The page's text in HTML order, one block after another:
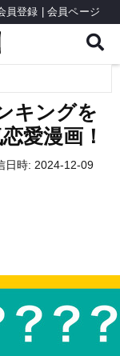
員登録 会員ページ
キングを
愛漫画！
日時: 2024-12-09